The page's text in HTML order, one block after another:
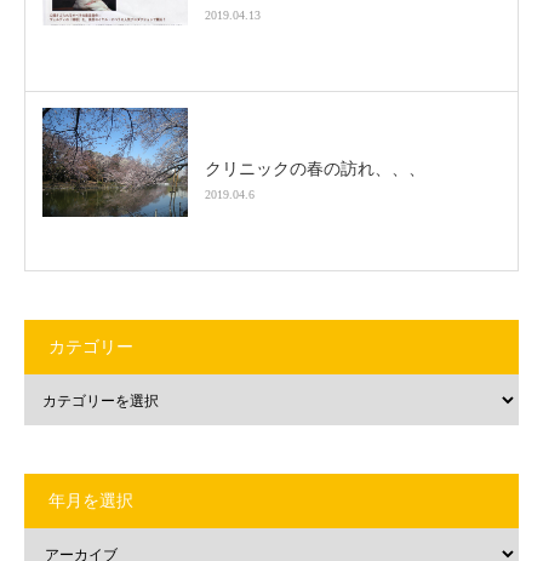
2019.04.13
クリニックの春の訪れ、、、
2019.04.6
カテゴリー
年月を選択